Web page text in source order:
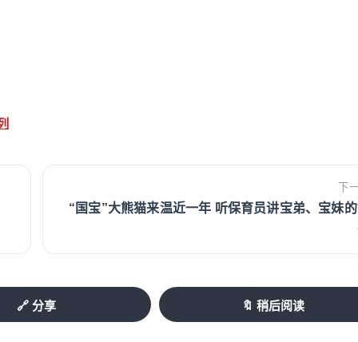
下
“国宝”大熊猫来温近一年 听保育员讲宝弟、宝妹
🔗 分享 🔖 稍后阅读